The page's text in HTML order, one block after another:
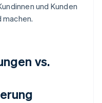
und Kunden
vs.